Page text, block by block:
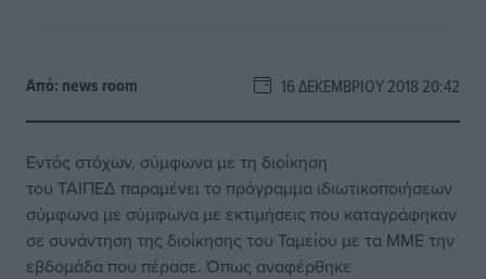
Από: news room 16 ΔΕΚΕΜΒΡΊΟΥ 2018 20:42
Εντός στόχων, σύμφωνα με τη διοίκηση
του ΤΑΙΠΕΔ παραμένει το πρόγραμμα ιδιωτικοποιήσεων
σύμφωνα με σύμφωνα με εκτιμήσεις που καταγράφηκαν
σε συνάντηση της διοίκησης του Ταμείου με τα ΜΜΕ την
εβδομάδα που πέρασε. Όπως αναφέρθηκε